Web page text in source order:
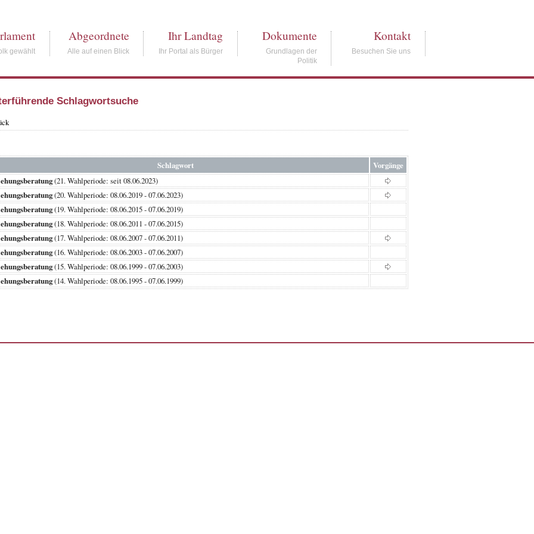
gewählt
Abgeordnete
Alle auf einen Blick
Ihr Landtag
Ihr Portal als Bürger
Dokumente
Grundlagen der
Politik
Kontakt
Besuchen Sie uns
Schlagwortsuche
Schlagwort
Vorgänge
(21. Wahlperiode: seit 08.06.2023)
(20. Wahlperiode: 08.06.2019 - 07.06.2023)
(19. Wahlperiode: 08.06.2015 - 07.06.2019)
(18. Wahlperiode: 08.06.2011 - 07.06.2015)
(17. Wahlperiode: 08.06.2007 - 07.06.2011)
(16. Wahlperiode: 08.06.2003 - 07.06.2007)
(15. Wahlperiode: 08.06.1999 - 07.06.2003)
(14. Wahlperiode: 08.06.1995 - 07.06.1999)